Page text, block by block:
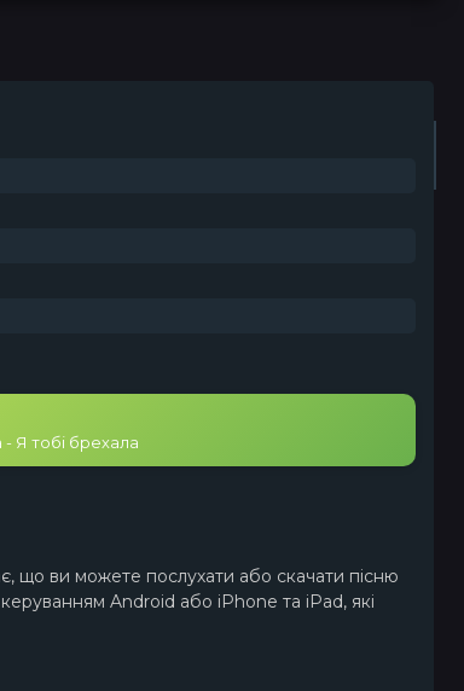
Я тобі брехала
що ви можете послухати або скачати пісню
Android або iPhone та iPad, які